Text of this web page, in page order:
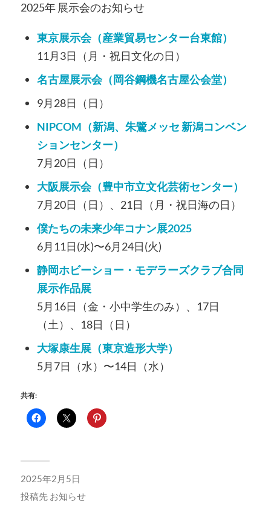
2025年 展示会のお知らせ
東京展示会（産業貿易センター台東館）
11月3日（月・祝日文化の日）
名古屋展示会（岡谷鋼機名古屋公会堂）
9月28日（日）
NIPCOM（新潟、朱鷺メッセ 新潟コンベン
ションセンター）
7月20日（日）
大阪展示会（豊中市立文化芸術センター）
7月20日（日）、21日（月・祝日海の日）
僕たちの未来少年コナン展2025
6月11日(水)〜6月24日(火)
静岡ホビーショー・モデラーズクラブ合同
展示作品展
5月16日（金・小中学生のみ）、17日
（土）、18日（日）
大塚康生展（東京造形大学）
5月7日（水）〜14日（水）
共有:
2025年2月5日
投稿先 お知らせ